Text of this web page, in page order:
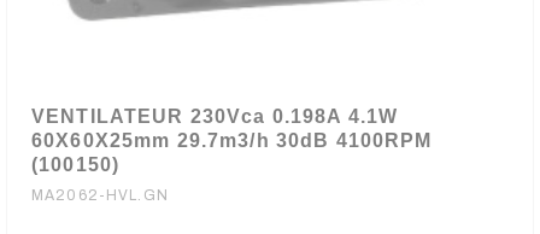
VENTILATEUR 230Vca 0.198A 4.1W
60X60X25mm 29.7m3/h 30dB 4100RPM
(100150)
MA2062-HVL.GN